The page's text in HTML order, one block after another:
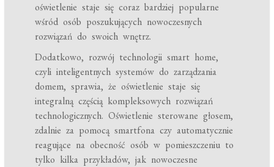
oświetlenie staje się coraz bardziej popularne
wśród osób poszukujących nowoczesnych
rozwiązań do swoich wnętrz.
Dodatkowo, rozwój technologii smart home,
czyli inteligentnych systemów do zarządzania
domem, sprawia, że oświetlenie staje się
integralną częścią kompleksowych rozwiązań
technologicznych. Oświetlenie sterowane głosem,
zdalnie za pomocą smartfona czy automatycznie
reagujące na obecność osób w pomieszczeniu to
tylko kilka przykładów, jak nowoczesne